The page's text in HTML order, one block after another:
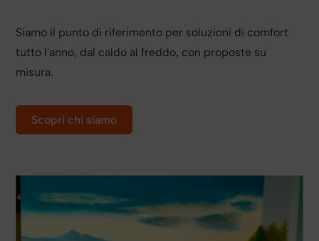
Siamo il punto di riferimento per soluzioni di comfort
tutto l'anno, dal caldo al freddo, con proposte su
misura.
Scopri chi siamo